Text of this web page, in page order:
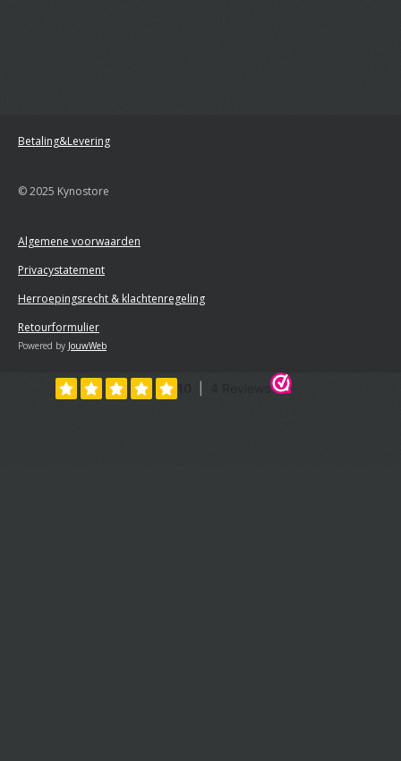
Betaling&Levering
© 2025 Kynostore
Algemene voorwaarden
Privacystatement
Herroepingsrecht & klachtenregeling
Retourformulier
Powered by JouwWeb